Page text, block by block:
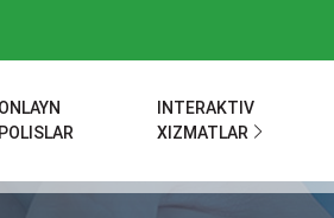
ONLAYN
POLISLAR
INTERAKTIV
XIZMATLAR